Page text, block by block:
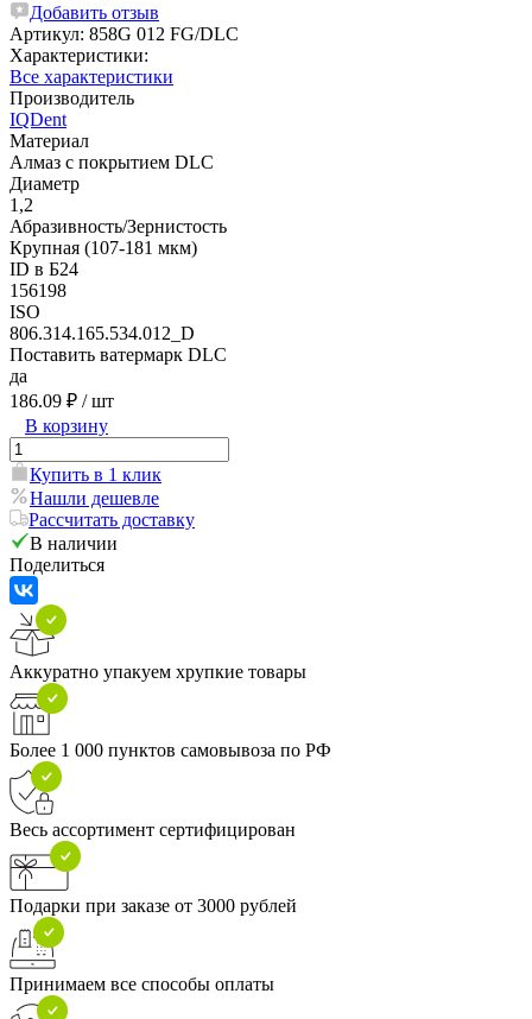
Добавить отзыв
Артикул: 858G 012 FG/DLC
Характеристики:
Все характеристики
Производитель
IQDent
Материал
Алмаз с покрытием DLC
Диаметр
1,2
Абразивность/Зернистость
Крупная (107-181 мкм)
ID в Б24
156198
ISO
806.314.165.534.012_D
Поставить ватермарк DLC
да
186.09 ₽ / шт
В корзину
Купить в 1 клик
Нашли дешевле
Рассчитать доставку
В наличии
Поделиться
Аккуратно упакуем хрупкие товары
Более 1 000 пунктов самовывоза по РФ
Весь ассортимент сертифицирован
Подарки при заказе от 3000 рублей
Принимаем все способы оплаты